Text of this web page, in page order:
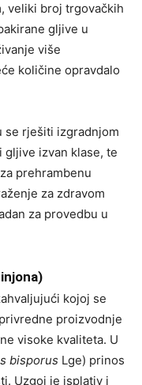
veliki broj trgovačkih
gljive u
više
količine opravdalo
se rješiti izgradnjom
gljive izvan klase, te
prehrambenu
za zdravom
za provedbu u
kojoj se
proizvodnje
visoke kvaliteta. U
bisporus Lge) prinos
Uzgoj je isplativ i